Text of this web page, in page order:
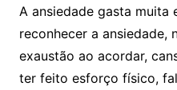
A ansiedade gasta muita
reconhecer a ansiedade,
exaustão ao acordar,
ter feito esforço físico,